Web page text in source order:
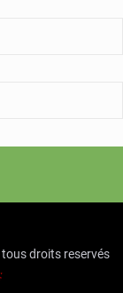
tous droits reservés